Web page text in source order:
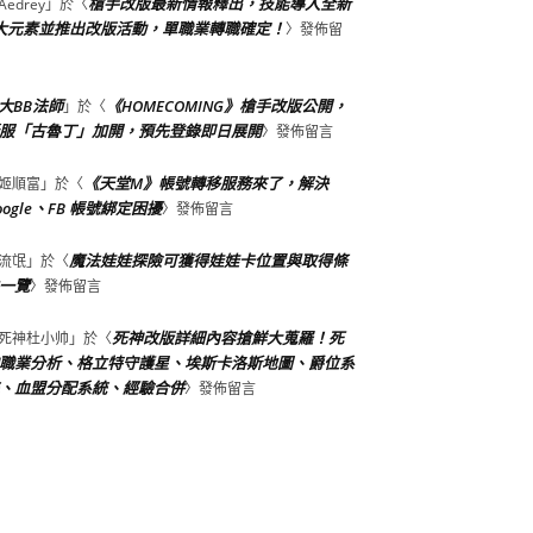
」於〈
元素並推出改版活動，單職業轉職確定！〉發佈留
BB法師」於〈 《HOMECOMING》槍手改版公開，
「古魯丁」加開，預先登錄即日展開〉發佈留言
順富 」於〈 《天堂M》帳號轉移服務來了，解決
、FB 帳號綁定困擾〉發佈留言
氓」於〈魔法娃娃探險可獲得娃娃卡位置與取得條
覽〉發佈留言
神杜小帅 」於〈死神改版詳細內容搶鮮大蒐羅！死
業分析、格立特守護星、埃斯卡洛斯地圖、爵位系
血盟分配系統、經驗合併〉發佈留言